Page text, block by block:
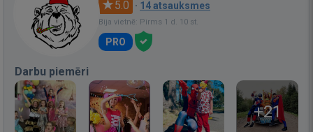
5.0 · 14 atsauksmes
Bija vietnē: Pirms 1 d. 10 st.
PRO
Darbu piemēri
+21